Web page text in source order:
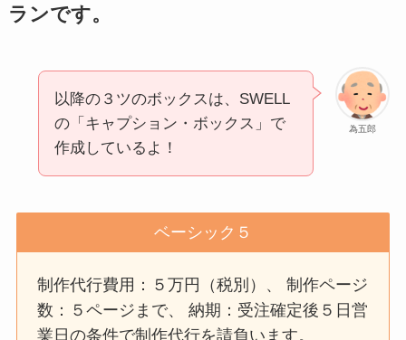
ランです。
為五郎
以降の３ツのボックスは、SWELL
の「キャプション・ボックス」で
作成しているよ！
ベーシック５
制作代行費用：５万円（税別）、 制作ページ
数：５ページまで、 納期：受注確定後５日営
業日の条件で制作代行を請負います。